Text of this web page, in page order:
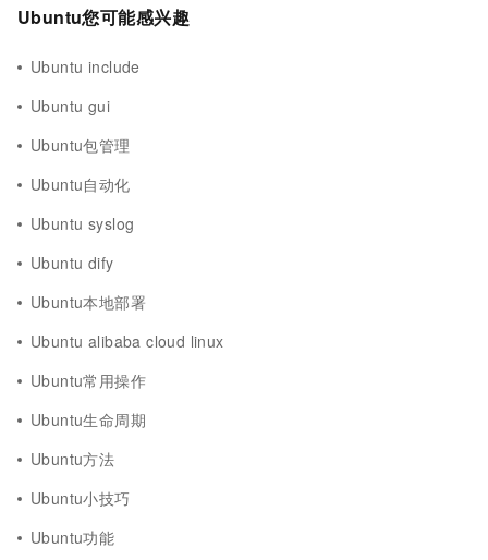
Ubuntu您可能感兴趣
Ubuntu include
Ubuntu gui
Ubuntu包管理
Ubuntu自动化
Ubuntu syslog
Ubuntu dify
Ubuntu本地部署
Ubuntu alibaba cloud linux
Ubuntu常用操作
Ubuntu生命周期
Ubuntu方法
Ubuntu小技巧
Ubuntu功能